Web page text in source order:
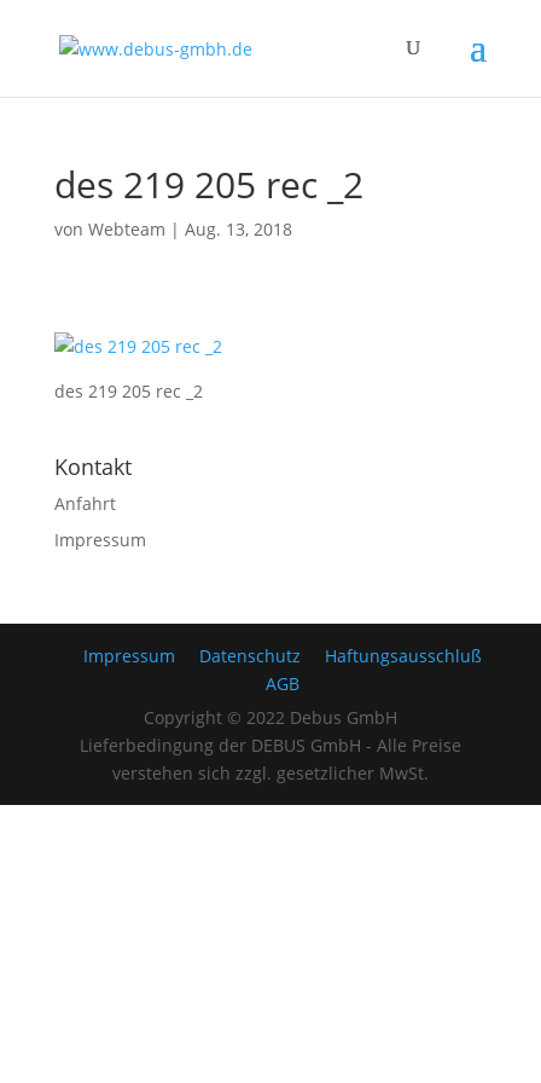
des 219 205 rec _2
von Webteam | Aug. 13, 2018
des 219 205 rec _2
Kontakt
Anfahrt
Impressum
Impressum Datenschutz
Haftungsausschluß
AGB
Copyright © 2022 Debus GmbH
Lieferbedingung der DEBUS GmbH - Alle Preise
verstehen sich zzgl. gesetzlicher MwSt.